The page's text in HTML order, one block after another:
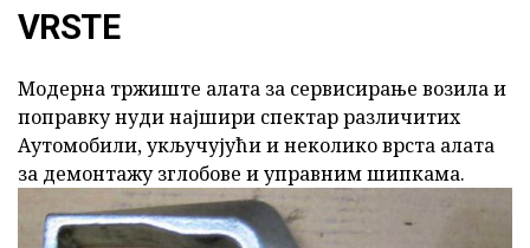
VRSTE
Модерна тржиште алата за сервисирање возила и
поправку нуди најшири спектар различитих
Аутомобили, укључујући и неколико врста алата
за демонтажу зглобове и управним шипкама.